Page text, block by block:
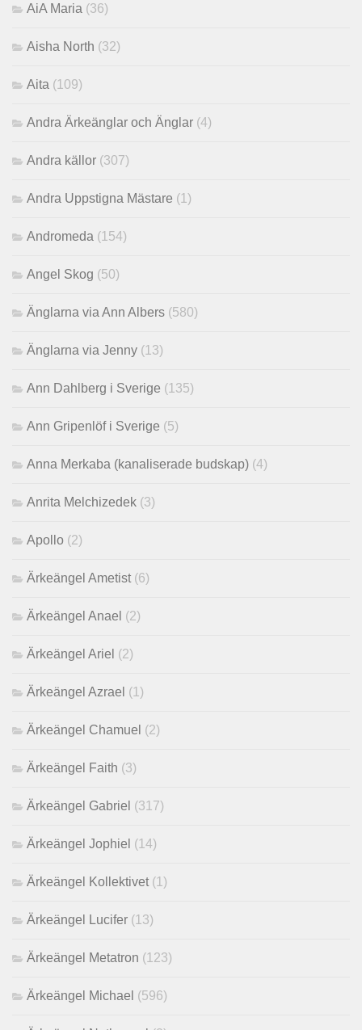
AiA Maria (36)
Aisha North (32)
Aita (109)
Andra Ärkeänglar och Änglar (4)
Andra källor (307)
Andra Uppstigna Mästare (1)
Andromeda (154)
Angel Skog (50)
Änglarna via Ann Albers (580)
Änglarna via Jenny (13)
Ann Dahlberg i Sverige (135)
Ann Gripenlöf i Sverige (5)
Anna Merkaba (kanaliserade budskap) (4)
Anrita Melchizedek (3)
Apollo (2)
Ärkeängel Ametist (6)
Ärkeängel Anael (2)
Ärkeängel Ariel (2)
Ärkeängel Azrael (1)
Ärkeängel Chamuel (2)
Ärkeängel Faith (3)
Ärkeängel Gabriel (317)
Ärkeängel Jophiel (14)
Ärkeängel Kollektivet (1)
Ärkeängel Lucifer (13)
Ärkeängel Metatron (123)
Ärkeängel Michael (596)